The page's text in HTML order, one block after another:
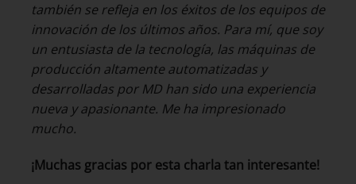
también se refleja en los éxitos de los equipos de
innovación de los últimos años. Para mí, que soy
un entusiasta de la tecnología, las máquinas de
producción altamente automatizadas y
desarrolladas por MD han sido una experiencia
nueva y apasionante. Me ha impresionado
mucho.
¡Muchas gracias por esta charla tan interesante!